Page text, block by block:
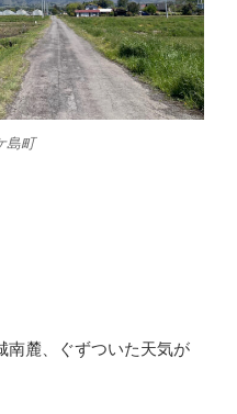
島町
南麓、ぐずついた天気が